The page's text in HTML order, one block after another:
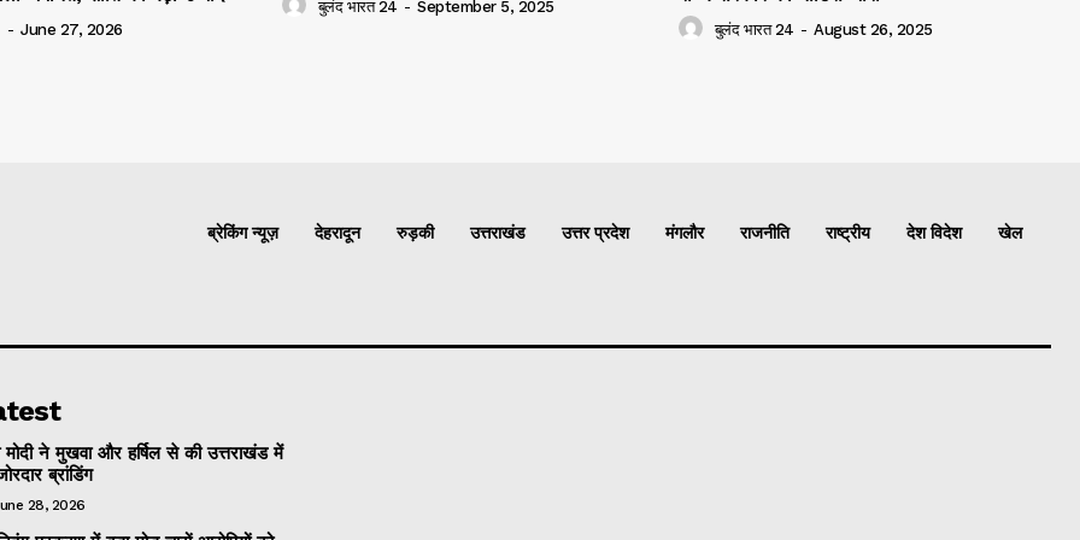
- June 27, 2026
बुलंद भारत 24 - September 5, 2025
बुलंद भारत 24 - August 26, 2025
ब्रेकिंग न्यूज़ देहरादून रुड़की उत्तराखंड उत्तर प्रदेश मंगलौर राजनीति राष्ट्रीय देश विदेश खेल
मोदी ने मुखवा और हर्षिल से की उत्तराखंड में
ब्रांडिंग
28, 2026